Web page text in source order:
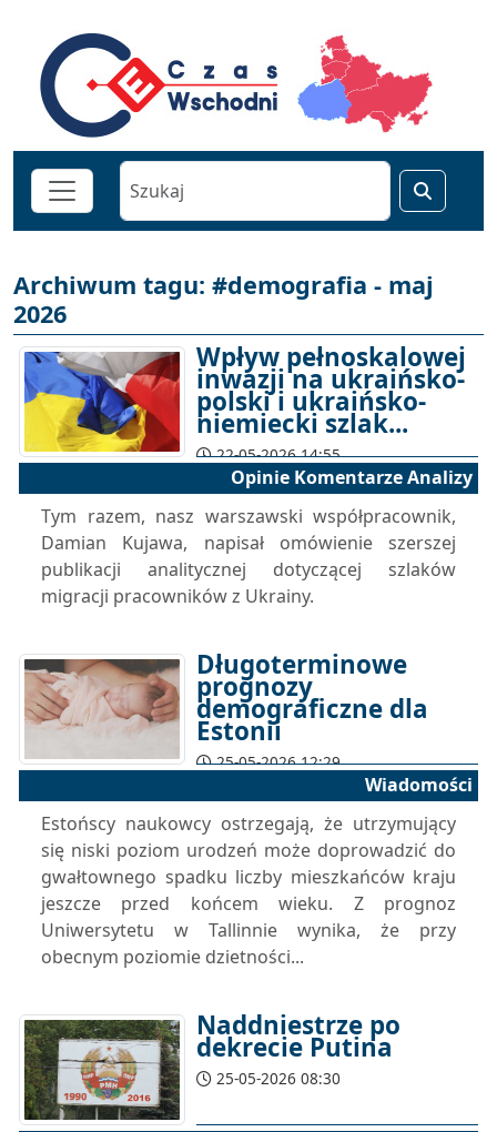
Archiwum tagu: #demografia - maj
2026
Wpływ pełnoskalowej
inwazji na ukraińsko-
polski i ukraińsko-
niemiecki szlak...
22-05-2026 14:55
Opinie Komentarze Analizy
Tym razem, nasz warszawski współpracownik,
Damian Kujawa, napisał omówienie szerszej
publikacji analitycznej dotyczącej szlaków
migracji pracowników z Ukrainy.
Długoterminowe
prognozy
demograficzne dla
Estonii
25-05-2026 12:29
Wiadomości
Estońscy naukowcy ostrzegają, że utrzymujący
się niski poziom urodzeń może doprowadzić do
gwałtownego spadku liczby mieszkańców kraju
jeszcze przed końcem wieku. Z prognoz
Uniwersytetu w Tallinnie wynika, że przy
obecnym poziomie dzietności...
Naddniestrze po
dekrecie Putina
25-05-2026 08:30